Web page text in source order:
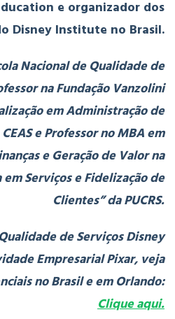
e organizador dos
Disney Institute no Brasil.
Nacional de Qualidade de
na Fundação Vanzolini
em Administração de
e Professor no MBA em
e Geração de Valor na
Serviços e Fidelização de
Clientes” da PUCRS.
de Serviços Disney
Empresarial Pixar, veja
no Brasil e em Orlando:
Clique aqui.